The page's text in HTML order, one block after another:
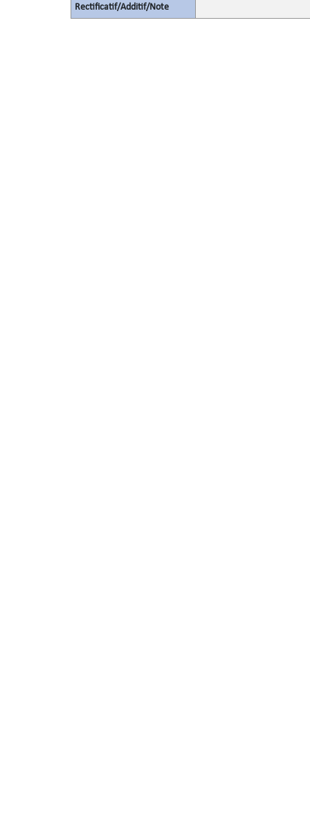
Rectificatif/Additif/Note